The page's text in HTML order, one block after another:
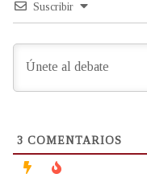
Suscribir
3 COMENTARIOS